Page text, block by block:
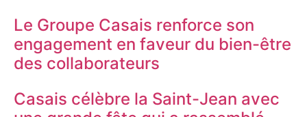
Le Groupe Casais renforce son
engagement en faveur du bien-être
des collaborateurs
Casais célèbre la Saint-Jean avec